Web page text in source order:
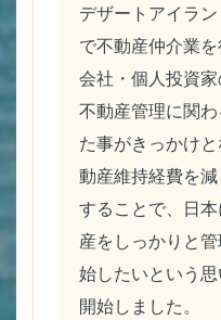
デザートアイラ
で不動産仲介業
会社・個人投資
不動産管理に関
た事がきっかけ
動産維持経費を
することで、日
産をしっかりと
始したいという
開始しました。